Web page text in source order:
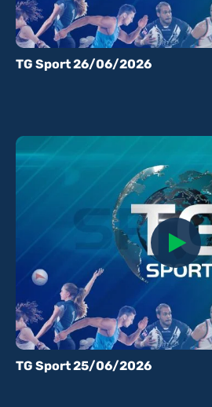
TG Sport 26/06/2026
TG Sport 25/06/2026